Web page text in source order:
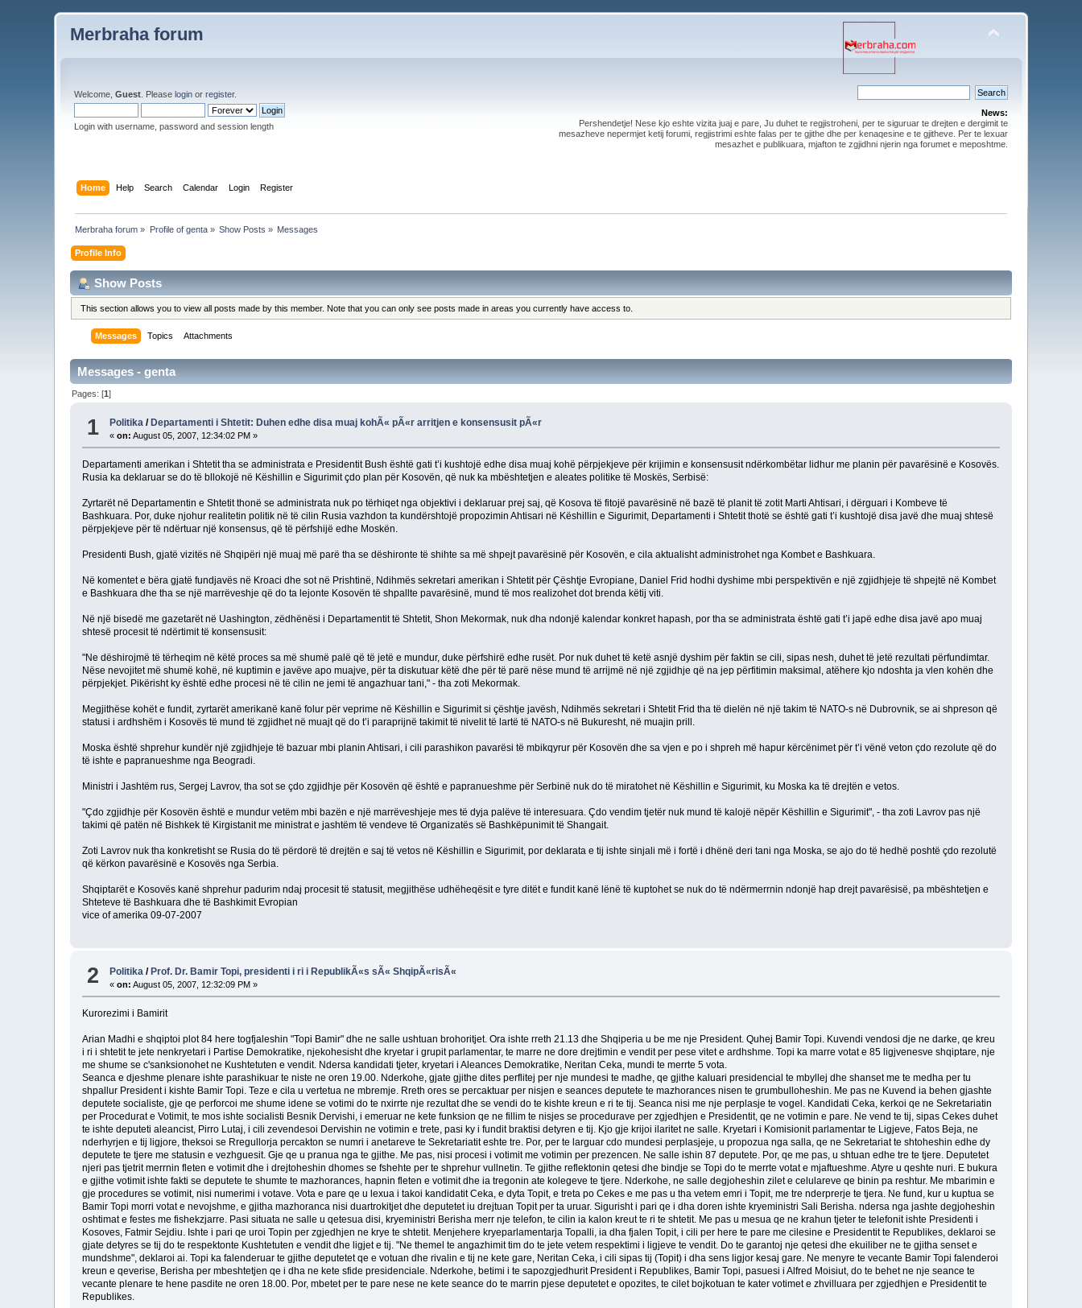
Merbraha forum
Welcome,Guest . Pleaselogin orregister.
Login with username, password and session length
News:
Pershendetje! Nese kjo eshte vizita juaj e pare, Ju duhet te regjistroheni, per te siguruar te drejten e dergimit te
mesazheve nepermjet ketij forumi, regjistrimi eshte falas per te gjithe dhe per kenaqesine e te gjitheve. Per te lexuar
mesazhet e publikuara, mjafton te zgjidhni njerin nga forumet e meposhtme.
Home Help Search Calendar Login Register
Merbraha forum » Profile of genta» Show Posts » Messages
Profile Info
Show Posts
This section allows you to view all posts made by this member. Note that you can only see posts made in areas you currently have access to.
Messages Topics Attachments
Messages - genta
Pages: [1]
1 Politika / Departamenti i Shtetit: Duhen edhe disa muaj kohÃ« pÃ«r arritjen e konsensusit pÃ«r
«on: August 05, 2007, 12:34:02 PM »
Departamenti amerikan i Shtetit tha se administrata e Presidentit Bush është gati t’i kushtojë edhe disa muaj kohë përpjekjeve për krijimin e konsensusit ndërkombëtar lidhur me planin për pavarësinë e Kosovës.
Rusia ka deklaruar se do të bllokojë në Këshillin e Sigurimit çdo plan për Kosovën, që nuk ka mbështetjen e aleates politike të Moskës, Serbisë:
Zyrtarët në Departamentin e Shtetit thonë se administrata nuk po tërhiqet nga objektivi i deklaruar prej saj, që Kosova të fitojë pavarësinë në bazë të planit të zotit Marti Ahtisari, i dërguari i Kombeve të
Bashkuara. Por, duke njohur realitetin politik në të cilin Rusia vazhdon ta kundërshtojë propozimin Ahtisari në Këshillin e Sigurimit, Departamenti i Shtetit thotë se është gati t’i kushtojë disa javë dhe muaj shtesë
përpjekjeve për të ndërtuar një konsensus, që të përfshijë edhe Moskën.
Presidenti Bush, gjatë vizitës në Shqipëri një muaj më parë tha se dëshironte të shihte sa më shpejt pavarësinë për Kosovën, e cila aktualisht administrohet nga Kombet e Bashkuara.
Në komentet e bëra gjatë fundjavës në Kroaci dhe sot në Prishtinë, Ndihmës sekretari amerikan i Shtetit për Çështje Evropiane, Daniel Frid hodhi dyshime mbi perspektivën e një zgjidhjeje të shpejtë në Kombet
e Bashkuara dhe tha se një marrëveshje që do ta lejonte Kosovën të shpallte pavarësinë, mund të mos realizohet dot brenda këtij viti.
Në një bisedë me gazetarët në Uashington, zëdhënësi i Departamentit të Shtetit, Shon Mekormak, nuk dha ndonjë kalendar konkret hapash, por tha se administrata është gati t’i japë edhe disa javë apo muaj
shtesë procesit të ndërtimit të konsensusit:
"Ne dëshirojmë të tërheqim në këtë proces sa më shumë palë që të jetë e mundur, duke përfshirë edhe rusët. Por nuk duhet të ketë asnjë dyshim për faktin se cili, sipas nesh, duhet të jetë rezultati përfundimtar.
Nëse nevojitet më shumë kohë, në kuptimin e javëve apo muajve, për ta diskutuar këtë dhe për të parë nëse mund të arrijmë në një zgjidhje që na jep përfitimin maksimal, atëhere kjo ndoshta ja vlen kohën dhe
përpjekjet. Pikërisht ky është edhe procesi në të cilin ne jemi të angazhuar tani," - tha zoti Mekormak.
Megjithëse kohët e fundit, zyrtarët amerikanë kanë folur për veprime në Këshillin e Sigurimit si çështje javësh, Ndihmës sekretari i Shtetit Frid tha të dielën në një takim të NATO-s në Dubrovnik, se ai shpreson që
statusi i ardhshëm i Kosovës të mund të zgjidhet në muajt që do t’i paraprijnë takimit të nivelit të lartë të NATO-s në Bukuresht, në muajin prill.
Moska është shprehur kundër një zgjidhjeje të bazuar mbi planin Ahtisari, i cili parashikon pavarësi të mbikqyrur për Kosovën dhe sa vjen e po i shpreh më hapur kërcënimet për t’i vënë veton çdo rezolute që do
të ishte e papranueshme nga Beogradi.
Ministri i Jashtëm rus, Sergej Lavrov, tha sot se çdo zgjidhje për Kosovën që është e papranueshme për Serbinë nuk do të miratohet në Këshillin e Sigurimit, ku Moska ka të drejtën e vetos.
"Çdo zgjidhje për Kosovën është e mundur vetëm mbi bazën e një marrëveshjeje mes të dyja palëve të interesuara. Çdo vendim tjetër nuk mund të kalojë nëpër Këshillin e Sigurimit", - tha zoti Lavrov pas një
takimi që patën në Bishkek të Kirgistanit me ministrat e jashtëm të vendeve të Organizatës së Bashkëpunimit të Shangait.
Zoti Lavrov nuk tha konkretisht se Rusia do të përdorë të drejtën e saj të vetos në Këshillin e Sigurimit, por deklarata e tij ishte sinjali më i fortë i dhënë deri tani nga Moska, se ajo do të hedhë poshtë çdo rezolutë
që kërkon pavarësinë e Kosovës nga Serbia.
Shqiptarët e Kosovës kanë shprehur padurim ndaj procesit të statusit, megjithëse udhëheqësit e tyre ditët e fundit kanë lënë të kuptohet se nuk do të ndërmerrnin ndonjë hap drejt pavarësisë, pa mbështetjen e
Shteteve të Bashkuara dhe të Bashkimit Evropian
vice of amerika 09-07-2007
2 Politika /Prof. Dr. Bamir Topi, presidenti i ri i RepublikÃ«s sÃ« ShqipÃ«risÃ«
«on: August 05, 2007, 12:32:09 PM »
Kurorezimi i Bamirit
Arian Madhi e shqiptoi plot 84 here togfjaleshin "Topi Bamir" dhe ne salle ushtuan brohoritjet. Ora ishte rreth 21.13 dhe Shqiperia u be me nje President. Quhej Bamir Topi. Kuvendi vendosi dje ne darke, qe kreu
i ri i shtetit te jete nenkryetari i Partise Demokratike, njekohesisht dhe kryetar i grupit parlamentar, te marre ne dore drejtimin e vendit per pese vitet e ardhshme. Topi ka marre votat e 85 ligjvenesve shqiptare, nje
me shume se c'sanksionohet ne Kushtetuten e vendit. Ndersa kandidati tjeter, kryetari i Aleances Demokratike, Neritan Ceka, mundi te merrte 5 vota.
Seanca e djeshme plenare ishte parashikuar te niste ne oren 19.00. Nderkohe, gjate gjithe dites perflitej per nje mundesi te madhe, qe gjithe kaluari presidencial te mbyllej dhe shanset me te medha per tu
shpallur President i kishte Bamir Topi. Teze e cila u vertetua ne mbremje. Rreth ores se percaktuar per nisjen e seances deputete te mazhorances nisen te grumbulloheshin. Me pas ne Kuvend ia behen gjashte
deputete socialiste, gje qe perforcoi me shume idene se votimi do te nxirrte nje rezultat dhe se vendi do te kishte kreun e ri te tij. Seanca nisi me nje perplasje te vogel. Kandidati Ceka, kerkoi qe ne Sekretariatin
per Procedurat e Votimit, te mos ishte socialisti Besnik Dervishi, i emeruar ne kete funksion qe ne fillim te nisjes se procedurave per zgjedhjen e Presidentit, qe ne votimin e pare. Ne vend te tij, sipas Cekes duhet
te ishte deputeti aleancist, Pirro Lutaj, i cili zevendesoi Dervishin ne votimin e trete, pasi ky i fundit braktisi detyren e tij. Kjo gje krijoi ilaritet ne salle. Kryetari i Komisionit parlamentar te Ligjeve, Fatos Beja, ne
nderhyrjen e tij ligjore, theksoi se Rregullorja percakton se numri i anetareve te Sekretariatit eshte tre. Por, per te larguar cdo mundesi perplasjeje, u propozua nga salla, qe ne Sekretariat te shtoheshin edhe dy
deputete te tjere me statusin e vezhguesit. Gje qe u pranua nga te gjithe. Me pas, nisi procesi i votimit me votimin per prezencen. Ne salle ishin 87 deputete. Por, qe me pas, u shtuan edhe tre te tjere. Deputetet
njeri pas tjetrit merrnin fleten e votimit dhe i drejtoheshin dhomes se fshehte per te shprehur vullnetin. Te gjithe reflektonin qetesi dhe bindje se Topi do te merrte votat e mjaftueshme. Atyre u qeshte nuri. E bukura
e gjithe votimit ishte fakti se deputete te shumte te mazhorances, hapnin fleten e votimit dhe ia tregonin ate kolegeve te tjere. Nderkohe, ne salle degjoheshin zilet e celulareve qe binin pa reshtur. Me mbarimin e
gje procedures se votimit, nisi numerimi i votave. Vota e pare qe u lexua i takoi kandidatit Ceka, e dyta Topit, e treta po Cekes e me pas u tha vetem emri i Topit, me tre nderprerje te tjera. Ne fund, kur u kuptua se
Bamir Topi morri votat e nevojshme, e gjitha mazhoranca nisi duartrokitjet dhe deputetet iu drejtuan Topit per ta uruar. Sigurisht i pari qe i dha doren ishte kryeministri Sali Berisha. ndersa nga jashte degjoheshin
oshtimat e festes me fishekzjarre. Pasi situata ne salle u qetesua disi, kryeministri Berisha merr nje telefon, te cilin ia kalon kreut te ri te shtetit. Me pas u mesua qe ne krahun tjeter te telefonit ishte Presidenti i
Kosoves, Fatmir Sejdiu. Ishte i pari qe uroi Topin per zgjedhjen ne krye te shtetit. Menjehere kryeparlamentarja Topalli, ia dha fjalen Topit, i cili per here te pare me cilesine e Presidentit te Republikes, deklaroi se
gjate detyres se tij do te respektonte Kushtetuten e vendit dhe ligjet e tij. "Ne themel te angazhimit tim do te jete vetem respektimi i ligjeve te vendit. Do te garantoj nje qetesi dhe ekuiliber ne te gjitha senset e
mundshme", deklaroi ai. Topi ka falenderuar te gjithe deputetet qe e votuan dhe rivalin e tij ne kete gare, Neritan Ceka, i cili sipas tij (Topit) i dha sens ligjor kesaj gare. Ne menyre te vecante Bamir Topi falenderoi
kreun e qeverise, Berisha per mbeshtetjen qe i dha ne kete sfide presidenciale. Nderkohe, betimi i te sapozgjedhurit President i Republikes, Bamir Topi, pasuesi i Alfred Moisiut, do te behet ne nje seance te
vecante plenare te hene pasdite ne oren 18.00. Por, mbetet per te pare nese ne kete seance do te marrin pjese deputetet e opozites, te cilet bojkotuan te kater votimet e zhvilluara per zgjedhjen e Presidentit te
Republikes.